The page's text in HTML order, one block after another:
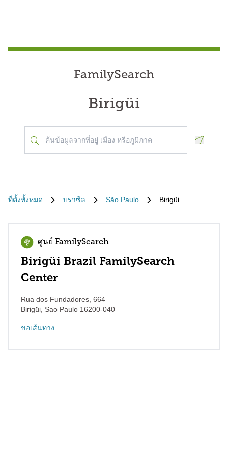
FamilySearch
Birigüi
ที่ตั้งทั้งหมด บราซิล São Paulo Birigüi
ศูนย์ FamilySearch
Birigüi Brazil FamilySearch
Center
Rua dos Fundadores, 664
Birigüi Sao Paulo 16200-040
ขอเส้นทาง